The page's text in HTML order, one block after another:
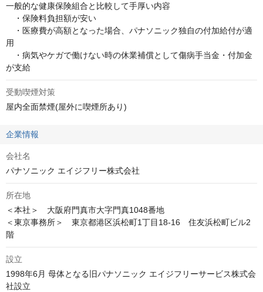
一般的な健康保険組合と比較して手厚い内容
・保険料負担額が安い
・医療費が高額となった場合、パナソニック独自の付加給付が適
用
・病気やケガで働けない時の休業補償として傷病手当金・付加金
が支給
受動喫煙対策
屋内全面禁煙(屋外に喫煙所あり)
企業情報
会社名
パナソニック エイジフリー株式会社
所在地
＜本社＞　大阪府門真市大字門真1048番地
＜東京事務所＞　東京都港区浜松町1丁目18-16　住友浜松町ビル2
階
設立
1998年6月 母体となる旧パナソニック エイジフリーサービス株式会
社設立